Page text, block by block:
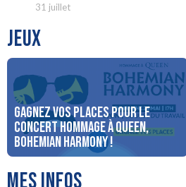
31 juillet
JEUX
Gagnez vos places pour le
concert Hommage à Queen,
Bohemian Harmony !